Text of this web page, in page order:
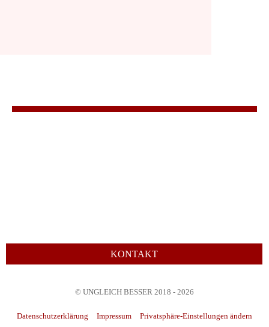
KONTAKT
© UNGLEICH BESSER 2018 - 2026
Datenschutzerklärung Impressum Privatsphäre-Einstellungen ändern